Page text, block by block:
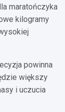
maratończyka
kilogramy
powinna
większy
i uczucia